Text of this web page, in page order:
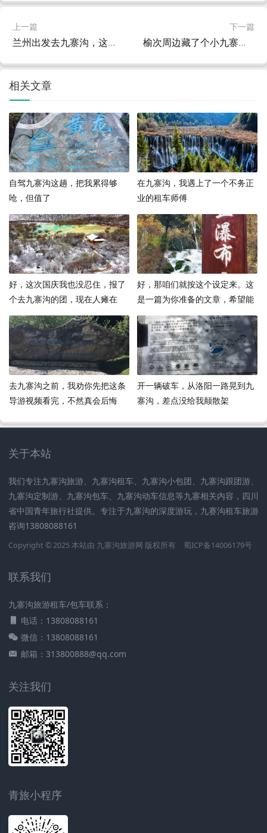
上一篇
兰州出发去九寨沟，这条路线我走了三遍，终于整理出一份实用攻略
下一篇
榆次周边藏了个小九寨？我去看了一眼，结果真香了
相关文章
自驾九寨沟这趟，把我累得够
呛，但值了
在九寨沟，我遇上了一个不务正
业的租车师傅
好，这次国庆我也没忍住，报了
个去九寨沟的团，现在人瘫在
家，腿还酸着，脑子却还在那些
海子里泡着
好，那咱们就按这个设定来。这
是一篇为你准备的文章，希望能
给你的读者带来一些灵感
去九寨沟之前，我劝你先把这条
导游视频看完，不然真会后悔
开一辆破车，从洛阳一路晃到九
寨沟，差点没给我颠散架
关于本站
我们专注九寨沟旅游、九寨沟租车、九寨沟小包团、九寨沟跟团游、
九寨沟定制游、九寨沟包车、九寨沟动车信息等九寨相关内容，四川
省中国青年旅行社提供。专注于九寨沟的深度游玩，九赛沟租车旅游
咨询13808088161
Copyright © 2025 本站由 九寨沟旅游网 版权所有 蜀ICP备14006179号
联系我们
九寨沟旅游租车/包车联系：
电话：13808088161
微信：13808088161
邮箱：313800888@qq.com
关注我们
青旅小程序